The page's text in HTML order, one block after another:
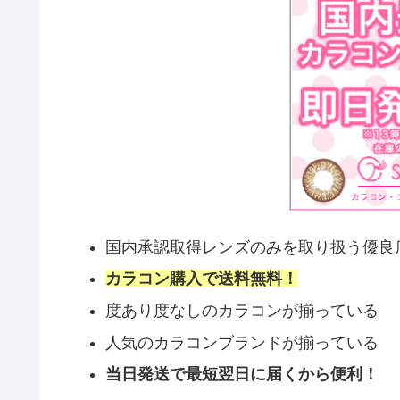
国内承認取得レンズのみを取り扱う優良
カラコン購入で送料無料！
度あり度なしのカラコンが揃っている
人気のカラコンブランドが揃っている
当日発送で最短翌日に届くから便利！